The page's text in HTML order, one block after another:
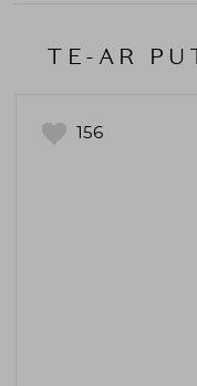
TE-AR
156